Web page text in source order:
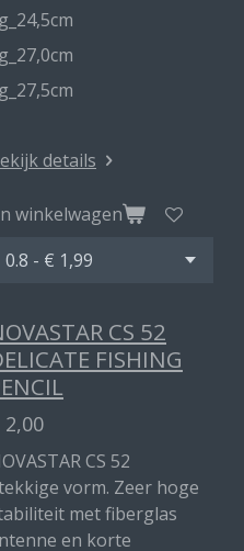
details
winkelwagen
CS 52
FISHING
2,00
CS 52
vorm. Zeer hoge
met fiberglas
en korte